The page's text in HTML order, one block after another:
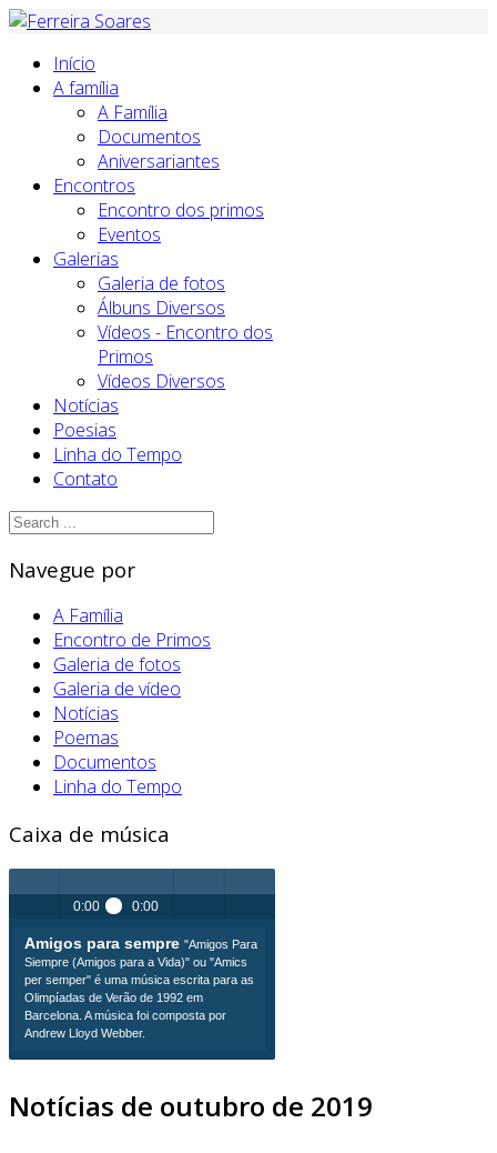
Início
A família
A Família
Documentos
Aniversariantes
Encontros
Encontro dos primos
Eventos
Galerias
Galeria de fotos
Álbuns Diversos
Vídeos - Encontro dos
Primos
Vídeos Diversos
Notícias
Poesias
Linha do Tempo
Contato
Navegue por
A Família
Encontro de Primos
Galeria de fotos
Galeria de vídeo
Notícias
Poemas
Documentos
Linha do Tempo
Caixa de música
Play /
0:00 0:00
volumemenu
Amigos para sempre "Amigos Para
Siempre (Amigos para a Vida)" ou "Amics
per semper" é uma música escrita para as
Olimpíadas de Verão de 1992 em
Barcelona. A música foi composta por
Andrew Lloyd Webber.
Notícias de outubro de 2019